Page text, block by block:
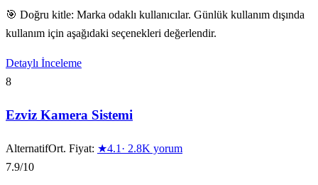
🎯 Doğru kitle: Marka odaklı kullanıcılar. Günlük kullanım dışında
kullanım için aşağıdaki seçenekleri değerlendir.
Detaylı İnceleme
8
Ezviz Kamera Sistemi
AlternatifOrt. Fiyat: ★4.1 · 2.8K yorum
7.9/10